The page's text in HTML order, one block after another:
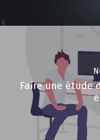
Faire une étude